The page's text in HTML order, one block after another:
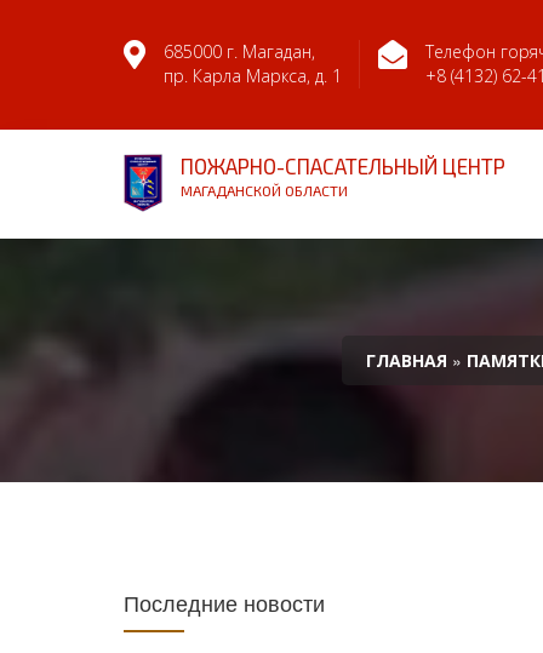
685000 г. Магадан,
пр. Карла Маркса, д. 1
Телефон
+8 (4132) 62-
ПОЖАРНО-СПАСАТЕЛЬНЫЙ ЦЕНТР
МАГАДАНСКОЙ ОБЛАСТИ
ГЛАВНАЯ »
Последние новости